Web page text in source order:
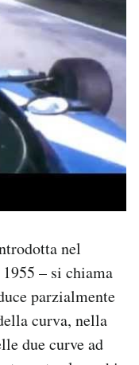
nel
– si chiama
parzialmente
curva, nella
due curve ad